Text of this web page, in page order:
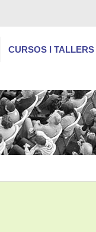
CURSOS I TALLERS